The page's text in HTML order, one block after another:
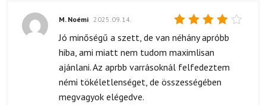
Értékelés:
/ 5
M. Noémi 2025.09.14.
Jó minőségű a szett, de van néhány apróbb
hiba, ami miatt nem tudom maximlisan
ajánlani. Az aprbb varrásoknál felfedeztem
némi tökéletlenséget, de összességében
megvagyok elégedve.